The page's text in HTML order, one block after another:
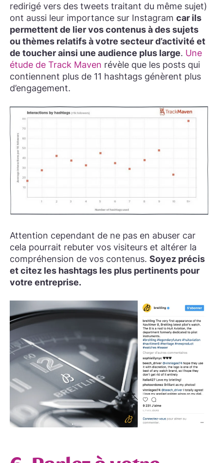
redirigé vers des tweets traitant du même sujet)
ont aussi leur importance sur Instagram car ils
permettent de lier vos contenus à des sujets
ou thèmes relatifs à votre secteur d’activité et
de toucher ainsi une audience plus large. Une
étude de Track Maven révèle que les posts qui
contiennent plus de 11 hashtags génèrent plus
d’engagement.
Attention cependant de ne pas en abuser car
cela pourrait rebuter vos visiteurs et altérer la
compréhension de vos contenus. Soyez précis
et citez les hashtags les plus pertinents pour
votre entreprise.